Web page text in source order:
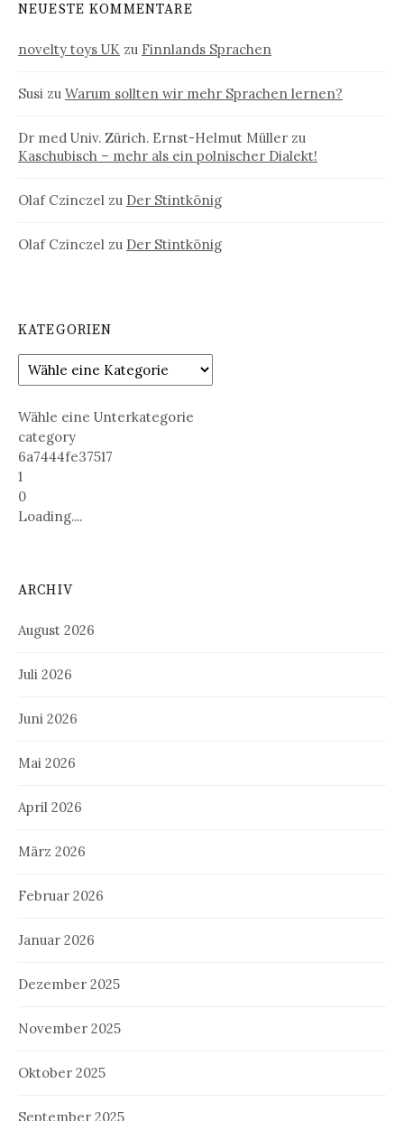
NEUESTE KOMMENTARE
novelty toys UK zu Finnlands Sprachen
Susi zu Warum sollten wir mehr Sprachen lernen?
Dr med Univ. Zürich. Ernst-Helmut Müller zu
Kaschubisch – mehr als ein polnischer Dialekt!
Olaf Czinczel zu Der Stintkönig
Olaf Czinczel zu Der Stintkönig
KATEGORIEN
Wähle eine Unterkategorie
category
6a7444fe37517
1
0
Loading....
ARCHIV
August 2026
Juli 2026
Juni 2026
Mai 2026
April 2026
März 2026
Februar 2026
Januar 2026
Dezember 2025
November 2025
Oktober 2025
September 2025